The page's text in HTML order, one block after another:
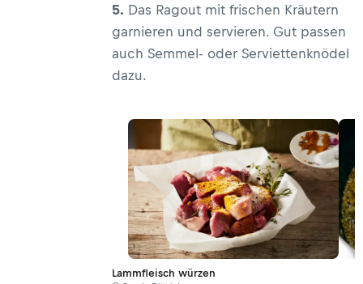
5. Das Ragout mit frischen Kräutern
garnieren und servieren. Gut passen
auch Semmel- oder Serviettenknödel
dazu.
Lammfleisch würzen